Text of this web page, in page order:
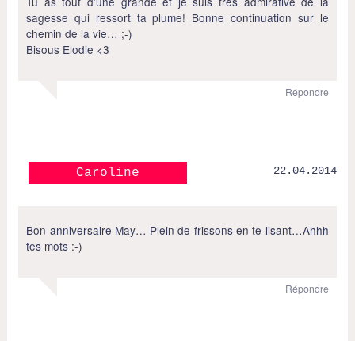
sagesse qui ressort ta plume! Bonne continuation sur le
chemin de la vie… ;-)
Bisous Elodie <3
Répondre
Caroline 22.04.2014
Bon anniversaire May… Plein de frissons en te lisant…Ahhh
tes mots :-)
Répondre